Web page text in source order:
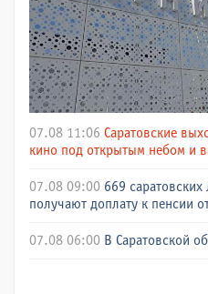
07.08 11:06 Саратовские
кино под открытым небом и
07.08 09:00 669
получают доплату к пенсии
07.08 06:00 В Саратовской